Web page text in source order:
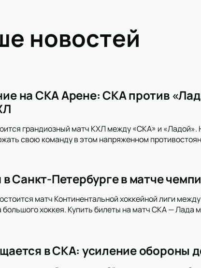
новостей
на СКА Арене: СКА против
грандиозный матч КХЛ между «СКА» и «Ладой».
свою команду в этом напряженном
Санкт-Петербурге в матче
матч Континентальной хоккейной лиги
хоккея. Купить билеты на матч СКА — Лада
в СКА: усиление обороны